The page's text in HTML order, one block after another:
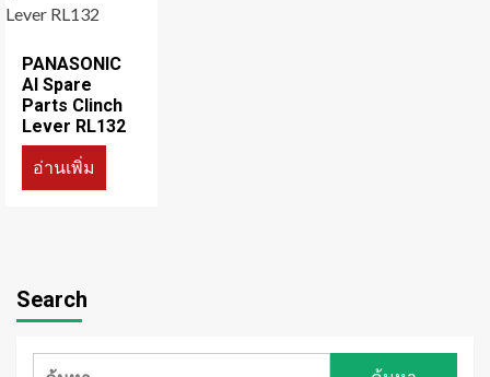
PANASONIC
AI Spare
Parts Clinch
Lever RL132
อ่านเพิ่ม
Search
ค้นหา